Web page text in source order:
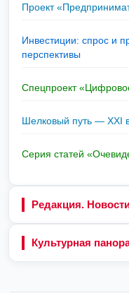
Проект
Инвестиции: спрос и
перспективы
Спецпроект
Шелковый путь — XXI
Серия статей
Редакция.
Культурная